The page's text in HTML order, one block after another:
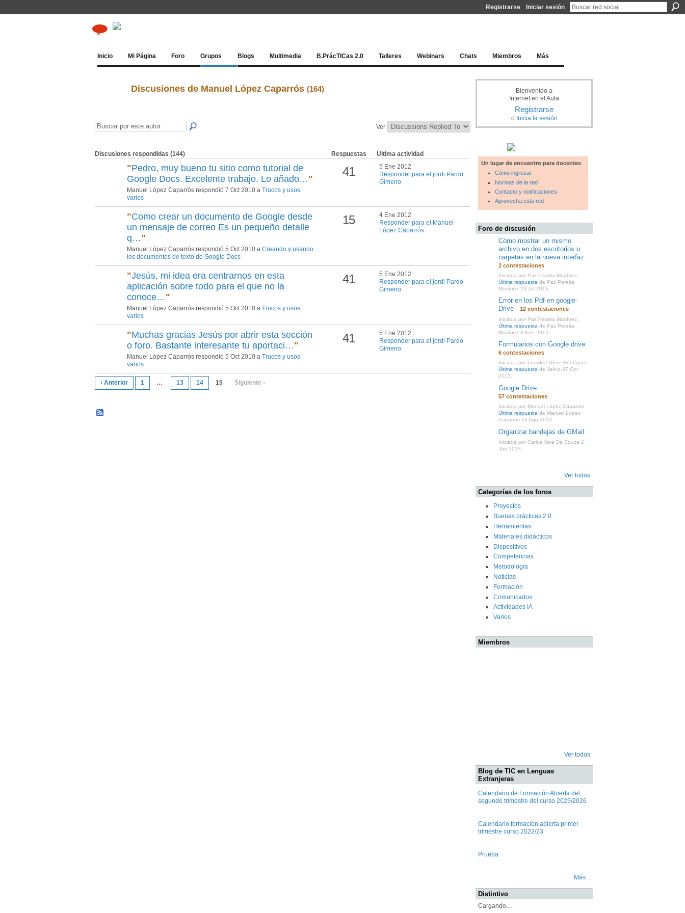
Registrarse Iniciar sesión
Inicio Mi Página Foro Grupos Blogs Multimedia B.PrácTICas 2.0 Talleres Webinars Chats Miembros Más
Discusiones de Manuel López Caparrós (164)
Ver
Discusiones respondidas (144) Respuestas Última actividad
"Pedro, muy bueno tu sitio como tutorial de
Google Docs. Excelente trabajo. Lo añado…"
Manuel López Caparrós respondió 7 Oct 2010 a Trucos y usos
varios
41
5 Ene 2012
Responder para el jordi Pardo
Gimeno
"Como crear un documento de Google desde
un mensaje de correo Es un pequeño detalle
q…"
Manuel López Caparrós respondió 5 Oct 2010 a Creando y usando
los documentos de texto de Google Docs
15
4 Ene 2012
Responder para el Manuel
López Caparrós
"Jesús, mi idea era centrarnos en esta
aplicación sobre todo para el que no la
conoce…"
Manuel López Caparrós respondió 5 Oct 2010 a Trucos y usos
varios
41
5 Ene 2012
Responder para el jordi Pardo
Gimeno
"Muchas gracias Jesús por abrir esta sección
o foro. Bastante interesante tu aportaci…"
Manuel López Caparrós respondió 5 Oct 2010 a Trucos y usos
varios
41
5 Ene 2012
Responder para el jordi Pardo
Gimeno
‹ Anterior 1 … 13 14 15 Siguiente ›
Bienvenido a
Internet en el Aula
Registrarse
o Inicia la sesión
Un lugar de encuentro para docentes
Cómo ingresar
Normas de la red
Contacto y notificaciones
Aprovecha esta red
Foro de discusión
Cómo mostrar un mismo
archivo en dos escritorios o
carpetas en la nueva interfaz
2 contestaciones
Iniciada por Paz Peralta Martínez.
Última respuesta de Paz Peralta
Martínez 23 Jul 2015.
Error en los Pdf en google-
Drive
12 contestaciones
Iniciada por Paz Peralta Martínez.
Última respuesta de Paz Peralta
Martínez 3 Ene 2015.
Formularios con Google drive
6 contestaciones
Iniciada por Lourdes Otero Rodríguez.
Última respuesta de Jakvo 27 Oct
2013.
Google Drive
57 contestaciones
Iniciada por Manuel López Caparrós.
Última respuesta de Manuel López
Caparrós 16 Ago 2013.
Organizar bandejas de GMail
Iniciada por Carlos Vera Da Souza 2
Jun 2013.
Ver todos
Categorías de los foros
Proyectos
Buenas prácticas 2.0
Herramientas
Materiales didácticos
Dispositivos
Competencias
Metodología
Noticias
Formación
Comunicados
Actividades IA
Varios
Miembros
Ver todos
Blog de TIC en Lenguas
Extranjeras
Calendario de Formación Abierta del
segundo trimestre del curso 2025/2026
Calendario formación abierta primer
trimestre curso 2022/23
Prueba
Más...
Distintivo
Cargando…